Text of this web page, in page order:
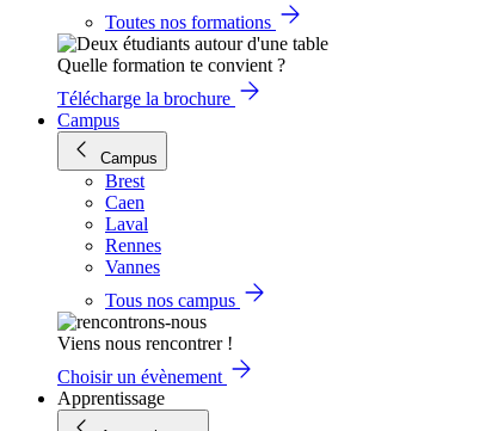
Toutes nos formations
Quelle formation te convient ?
Télécharge la brochure
Campus
Campus
Brest
Caen
Laval
Rennes
Vannes
Tous nos campus
Viens nous rencontrer !
Choisir un évènement
Apprentissage